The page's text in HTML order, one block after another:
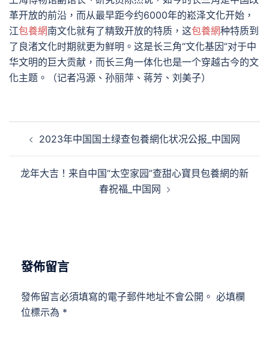
革开放的前沿，而从最早距今约6000年的崧泽文化开始，
江包養網南文化就有了精致开放的特质，这包養網种特质到
了良渚文化时期就更为鲜明。这是长三角“文化基因”对于中
华文明的巨大贡献，而长三角一体化也是一个穿越古今的文
化主题。（记者冯源、孙丽萍、蒋芳、刘美子）
導
覽
2023年中国国土绿查包養網化状况公报_中国网
龙年大吉！来自中国“太空家园”查甜心寶貝包養網的新
春祝福_中国网
發佈留言
發佈留言必須填寫的電子郵件地址不會公開。 必填欄
位標示為 *